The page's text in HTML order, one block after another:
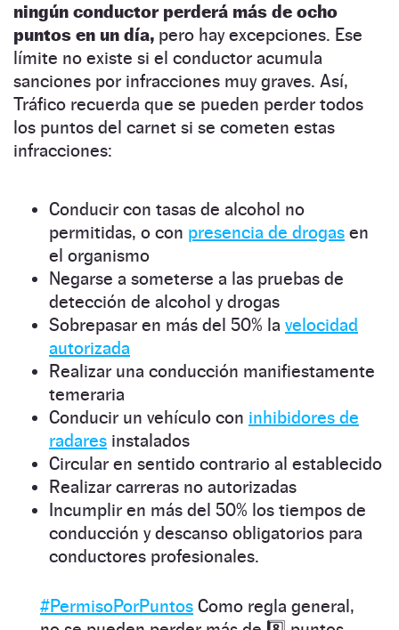
ningún conductor perderá más de ocho
puntos en un día, pero hay excepciones. Ese
límite no existe si el conductor acumula
sanciones por infracciones muy graves. Así,
Tráfico recuerda que se pueden perder todos
los puntos del carnet si se cometen estas
infracciones:
Conducir con tasas de alcohol no
permitidas, o con presencia de drogas en
el organismo
Negarse a someterse a las pruebas de
detección de alcohol y drogas
Sobrepasar en más del 50% la velocidad
autorizada
Realizar una conducción manifiestamente
temeraria
Conducir un vehículo con inhibidores de
radares instalados
Circular en sentido contrario al establecido
Realizar carreras no autorizadas
Incumplir en más del 50% los tiempos de
conducción y descanso obligatorios para
conductores profesionales.
#PermisoPorPuntos Como regla general,